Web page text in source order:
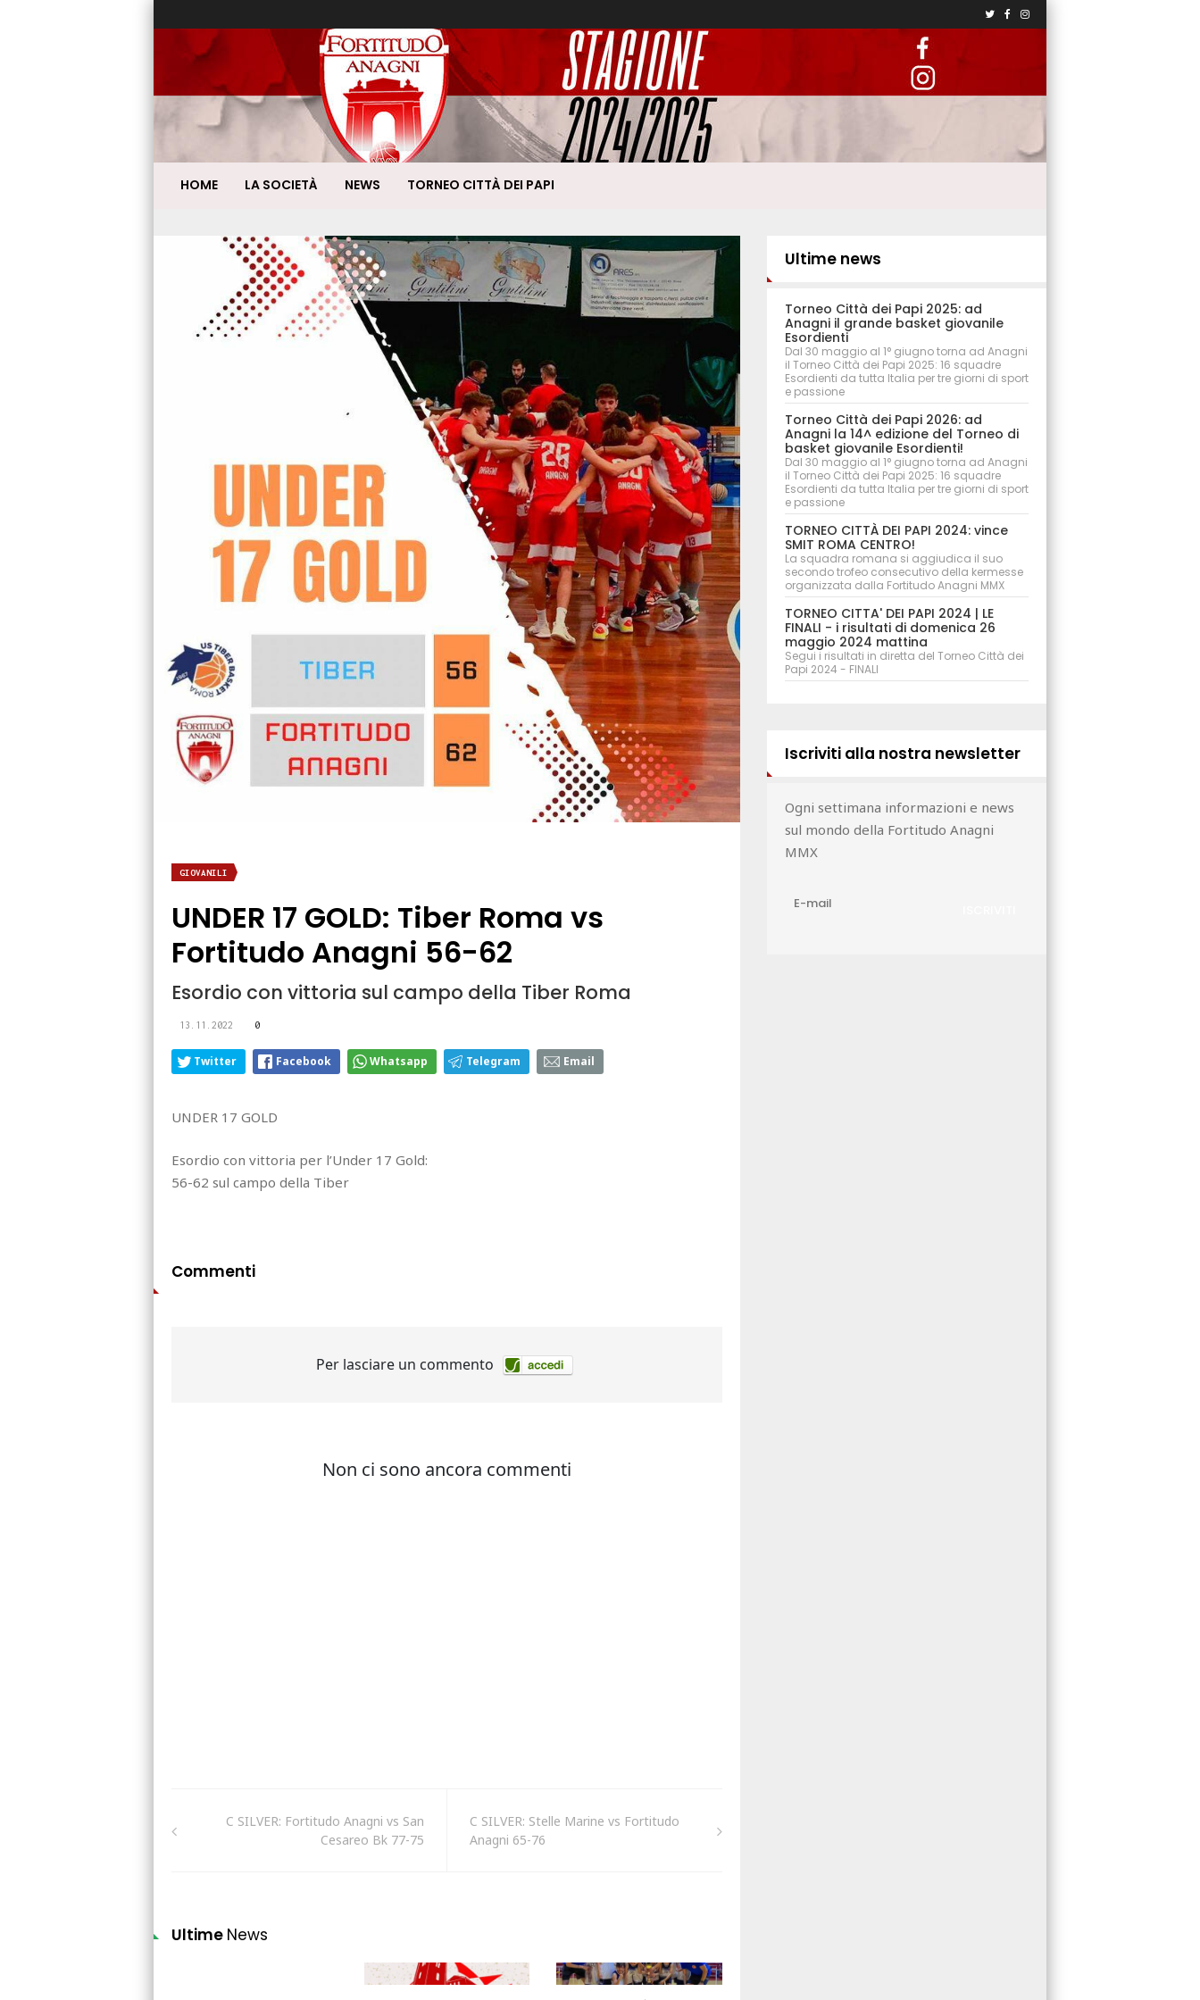
HOME LA SOCIETÀ NEWS TORNEO CITTÀ DEI PAPI
GIOVANILI
UNDER 17 GOLD: Tiber Roma vs
Fortitudo Anagni 56-62
Esordio con vittoria sul campo della Tiber Roma
13.11.2022 0
Twitter Facebook Whatsapp Telegram Email
UNDER 17 GOLD
Esordio con vittoria per l’Under 17 Gold:
56-62 sul campo della Tiber
Commenti
C SILVER: Fortitudo Anagni vs San
Cesareo Bk 77-75
C SILVER: Stelle Marine vs Fortitudo
Anagni 65-76
Ultime News
Ultime news
Torneo Città dei Papi 2025: ad
Anagni il grande basket giovanile
Esordienti
Dal 30 maggio al 1° giugno torna ad Anagni
il Torneo Città dei Papi 2025: 16 squadre
Esordienti da tutta Italia per tre giorni di sport
e passione
Torneo Città dei Papi 2026: ad
Anagni la 14^ edizione del Torneo di
basket giovanile Esordienti!
Dal 30 maggio al 1° giugno torna ad Anagni
il Torneo Città dei Papi 2025: 16 squadre
Esordienti da tutta Italia per tre giorni di sport
e passione
TORNEO CITTÀ DEI PAPI 2024: vince
SMIT ROMA CENTRO!
La squadra romana si aggiudica il suo
secondo trofeo consecutivo della kermesse
organizzata dalla Fortitudo Anagni MMX
TORNEO CITTA' DEI PAPI 2024 | LE
FINALI - i risultati di domenica 26
maggio 2024 mattina
Segui i risultati in diretta del Torneo Città dei
Papi 2024 - FINALI
Iscriviti alla nostra newsletter
Ogni settimana informazioni e news
sul mondo della Fortitudo Anagni
MMX